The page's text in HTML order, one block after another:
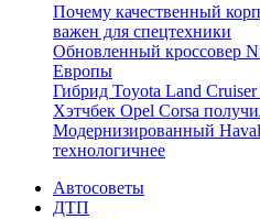
Почему качественный
важен для спецтехники
Обновленный кроссовер
Европы
Гибрид Toyota Land
Хэтчбек Opel Corsa
Модернизированный
технологичнее
Автосоветы
ДТП